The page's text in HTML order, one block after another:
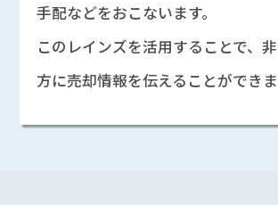
手配などをおこないます。
このレインズを活用することで、
方に売却情報を伝えることができま